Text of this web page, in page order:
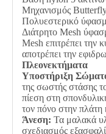
Μηχανισμός
Πολυεστερικό
Διάτρητο Mesh
Mesh επιτρέπει την
αποτρέπει την
Πλεονεκτήματα
Υποστήριξη
της σωστής στάσης
πίεση στη
τον πόνο στην πλάτη
Άνεση: Τα μαλακά
σχεδιασμός